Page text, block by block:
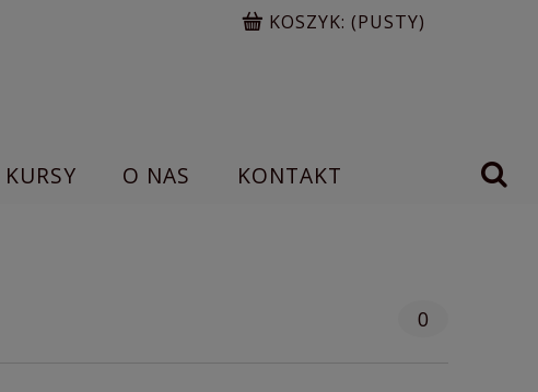
KOSZYK: (PUSTY)
KURSY O NAS KONTAKT
0